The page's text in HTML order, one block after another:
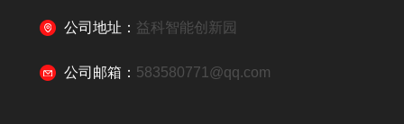
公司地址： 益科智能创新园
公司邮箱： 583580771@qq.com